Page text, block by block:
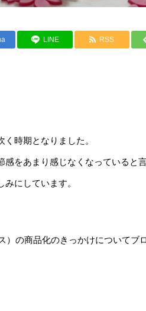
LINE RSS
時期となりました。
をあまり感じなくなっていると
にしています。
の商品化のきっかけについてブ